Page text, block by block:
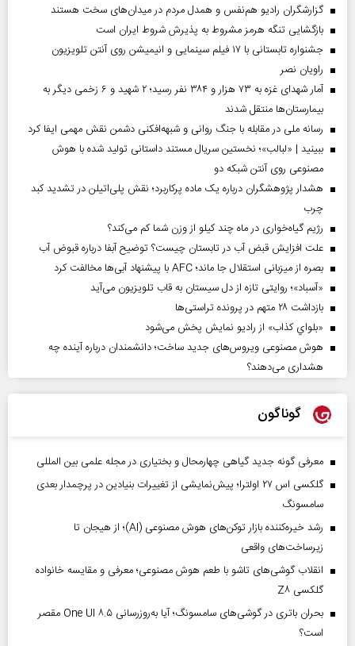
گزارشگران رادیو هم‌نفس و همدل مردم در میدان‌های سخت هستند
بازگشایی تنگه هرمز مشروط به پذیرش شروط ایران است
جشنواره تابستانی با ۱۷ فیلم سینمایی و انیمیشن روی آنتن تلویزیون
راویان نصر
آمار شهدای غزه به ۷۳ هزار و ۳۸۴ نفر رسید؛ ۲ شهید و ۶ زخمی دیگر به
بیمارستان‌ها منتقل شدند
رسانه ملی در مقابله با جنگ روانی و شبهه‌افکنی دشمن نقش مهمی ایفا کرد
ببینید | «لبالب»؛ نخستین سریال مستند داستانی تولید شده با هوش
مصنوعی روی آنتن شبکه دو
هشدار پژوهشگران درباره یک ماده پرکاربرد؛ نقش پلی‌اتیلن در تشدید کبد
چرب
رژیم گیاه‌خواری در ماه چند کیلو از وزن شما کم می‌کند؟
علت افزایش قبض آب در تابستان چیست؟ توضیح آبفا درباره قبوض آب
بصره از میزبانی استقلال جا ماند؛ AFC با پیشنهاد آبی‌ها مخالفت کرد
«آسباد»؛ روایتی تازه از دل سیستان به قاب تلویزیون می‌آید
بازداشت ۲۸ متهم در پرونده تراستی‌ها
«بلواي کذاب» از رادیو نمایش پخش می‌شود
هوش مصنوعی ویروس‌های جدید ساخت؛ دانشمندان درباره آینده چه
هشداری می‌دهند؟
گوناگون
معرفی گونه جدید گیاهی چهارمحال و بختیاری در مجله علمی بین المللی
گلکسی اس ۲۷ اولترا؛ پیش‌نمایشی از تغییرات بنیادین در پرچمدار بعدی
سامسونگ
رشد خیره‌کننده بازار توکن‌های هوش مصنوعی (AI)؛ از هیجان تا
زیرساخت‌های واقعی
انقلاب گوشی‌های تاشو‌ با طعم هوش مصنوعی؛ معرفی و مقایسه خانواده
گلکسی Z۸
بحران باتری در گوشی‌های سامسونگ؛ آیا به‌روزرسانی One UI ۸.۵ مقصر
است؟